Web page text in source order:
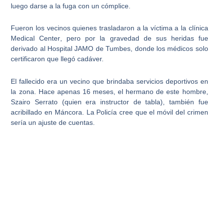
luego darse a la fuga con un cómplice.
Fueron los vecinos quienes trasladaron a la víctima a la clínica
Medical Center , pero por la gravedad de sus heridas fue
derivado al Hospital JAMO de Tumbes , donde los médicos solo
certificaron que llegó cadáver.
El fallecido era un vecino que brindaba servicios deportivos en
la zona . Hace apenas 16 meses, el hermano de este hombre,
Szairo Serrato (quien era instructor de tabla), también fue
acribillado en Máncora. La Policía cree que el móvil del crimen
sería un ajuste de cuentas.